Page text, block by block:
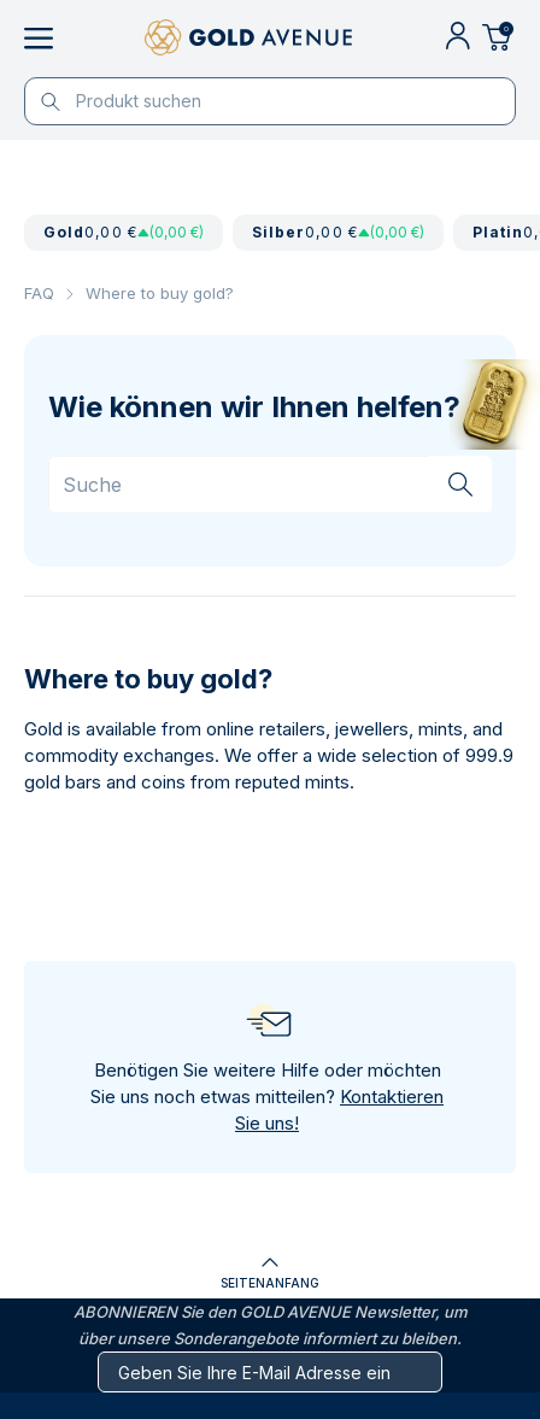
0
Gold0,00 € (0,00 €) Silber0,00 € (0,00 €) Platin
FAQ Where to buy gold?
Wie können wir Ihnen helfen?
Where to buy gold?
Gold is available from online retailers, jewellers, mints, and
commodity exchanges. We offer a wide selection of 999.9
gold bars and coins from reputed mints.
Benötigen Sie weitere Hilfe oder möchten
Sie uns noch etwas mitteilen? Kontaktieren
Sie uns!
SEITENANFANG
ABONNIEREN Sie den GOLD AVENUE Newsletter, um
über unsere Sonderangebote informiert zu bleiben.